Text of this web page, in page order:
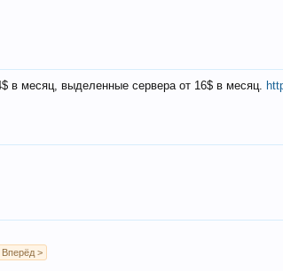
в месяц, выделенные сервера от 16$ в месяц.
Вперёд >